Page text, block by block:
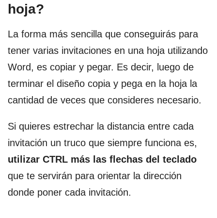
hoja?
La forma más sencilla que conseguirás para
tener varias invitaciones en una hoja utilizando
Word, es copiar y pegar. Es decir, luego de
terminar el diseño copia y pega en la hoja la
cantidad de veces que consideres necesario.
Si quieres estrechar la distancia entre cada
invitación un truco que siempre funciona es,
utilizar CTRL más las flechas del teclado
que te servirán para orientar la dirección
donde poner cada invitación.